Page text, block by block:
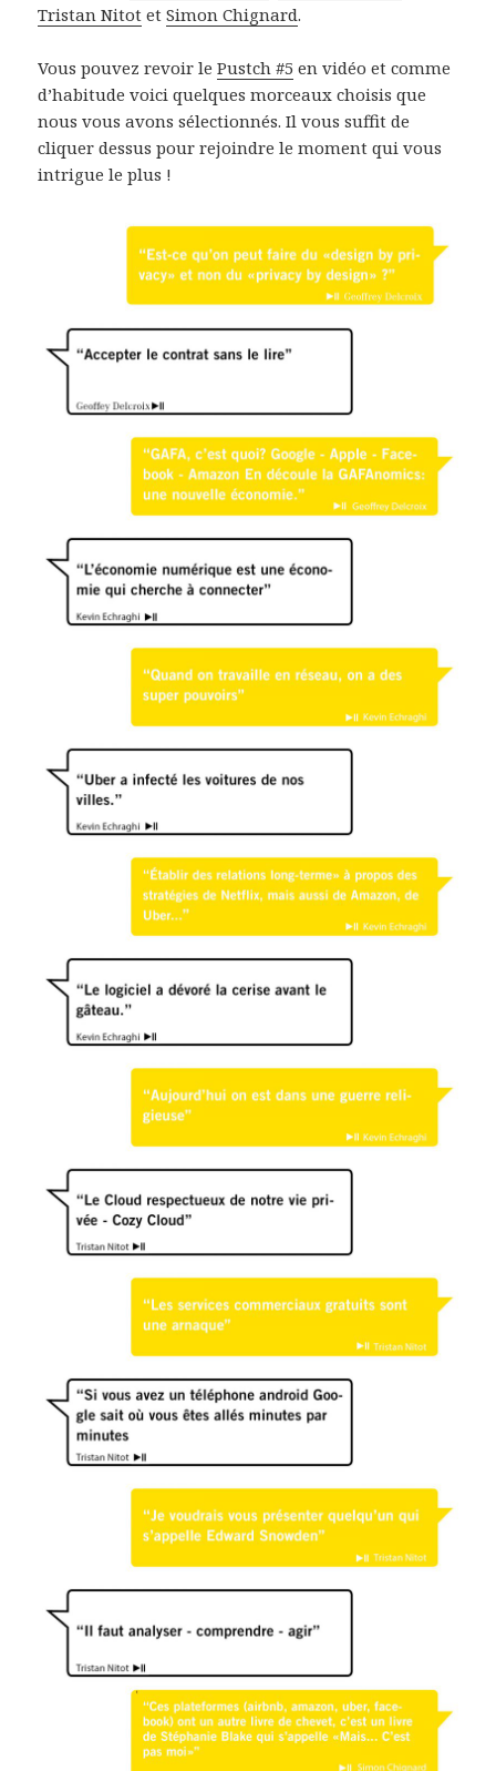
Tristan Nitot etSimon Chignard.
Vous pouvez revoir lePustch #5 en vidéo et comme
d’habitude voici quelques morceaux choisis que
nous vous avons sélectionnés. Il vous suffit de
cliquer dessus pour rejoindre le moment qui vous
intrigue le plus !